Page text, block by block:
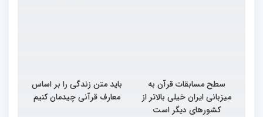
سطح مسابقات قرآن به
میزبانی ایران خیلی بالاتر از
کشورهای دیگر است
باید متن زندگی را بر اساس
معارف قرآنی چیدمان کنیم